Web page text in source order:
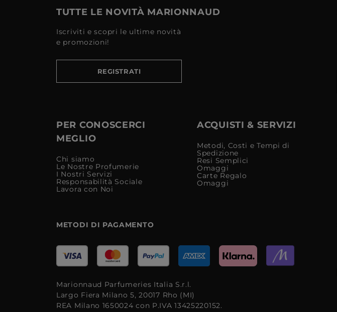
TUTTE LE NOVITÀ MARIONNAUD
Iscriviti e scopri le ultime novità
e promozioni!
REGISTRATI
PER CONOSCERCI
MEGLIO
Chi siamo
Le Nostre Profumerie
I Nostri Servizi
Responsabilità Sociale
Lavora con Noi
ACQUISTI & SERVIZI
Metodi, Costi e Tempi di
Spedizione
Resi Semplici
Omaggi
Carte Regalo
Omaggi
METODI DI PAGAMENTO
Marionnaud Parfumeries Italia S.r.l.
Largo Fiera Milano 5, 20017 Rho (MI)
REA Milano 1650024 con P.IVA 13425220152.